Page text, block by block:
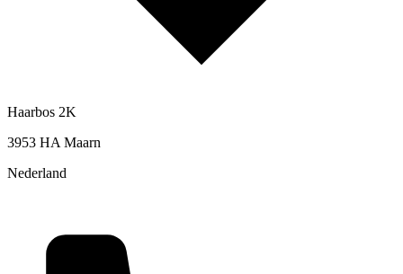
Haarbos 2K
3953 HA Maarn
Nederland